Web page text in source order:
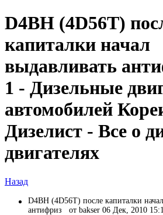
D4BH (4D56T)
капиталки начал
выдавливать
1 - Дизельные
автомобилей
Дизелист - Все о
двигателях
Назад
D4BH (4D56T) после капиталки
антифриз от bakser 06 Дек, 2010